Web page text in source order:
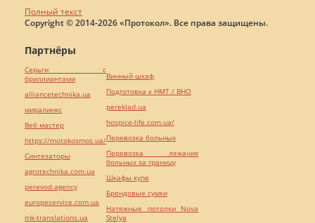
Полный текст
Copyright © 2014-2026 «Протокол». Все права защищены.
Партнёры
Серьги с
бриллиантами
alliancetechnika.ua
миралинкс
Веб мастер
https://motokosmos.ua/
Синтезаторы
agrotechnika.com.ua
perevod.agency
europeservice.com.ua
mk-translations.ua
Винный шкаф
Подготовка к НМТ / ВНО
pereklad.ua
hospice-life.com.ua/
Перевозка больных
Перевозка лежачих
больных за границу
Шкафы купе
Брендовые сумки
Натяжные потолки Nova
Stelya